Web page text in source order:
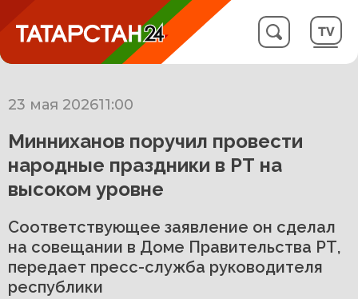
23 мая 202611:00
Минниханов поручил провести
народные праздники в РТ на
высоком уровне
Соответствующее заявление он сделал
на совещании в Доме Правительства РТ,
передает пресс-служба руководителя
республики